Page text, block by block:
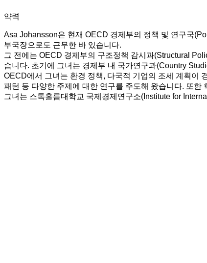
약력
Asa Johansson은 현재 OECD 경제부의 정책 및 연구국
부국장으로도 근무한 바 있습니다.
그 전에는 OECD 경제부의 구조정책 감시과(Structural
습니다. 초기에 그녀는 경제부 내 국가연구과(Country
OECD에서 그녀는 환경 정책, 다국적 기업의 조세 계획이
패턴 등 다양한 주제에 대한 연구를 주도해 왔습니다. 또
그녀는 스톡홀름대학교 국제경제연구소(Institute for